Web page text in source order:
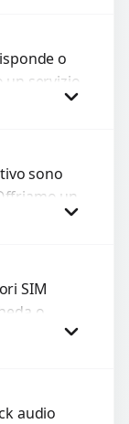
o
servizio
sono
un
SIM
o
audio